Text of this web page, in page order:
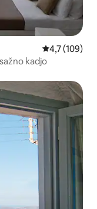
Povprečna
4,7 (109)
kadjo